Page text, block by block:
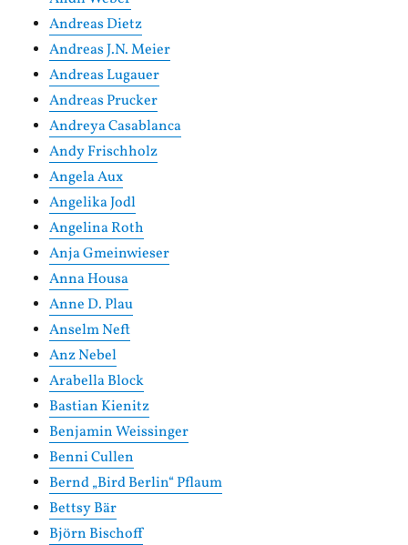
Andreas Dietz
Andreas J.N. Meier
Andreas Lugauer
Andreas Prucker
Andreya Casablanca
Andy Frischholz
Angela Aux
Angelika Jodl
Angelina Roth
Anja Gmeinwieser
Anna Housa
Anne D. Plau
Anselm Neft
Anz Nebel
Arabella Block
Bastian Kienitz
Benjamin Weissinger
Benni Cullen
Bernd „Bird Berlin“ Pflaum
Bettsy Bär
Björn Bischoff